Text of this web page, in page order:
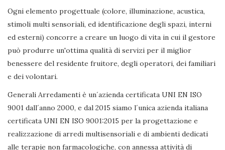
Ogni elemento progettuale (colore, illuminazione, acustica,
stimoli multi sensoriali, ed identificazione degli spazi, interni
ed esterni) concorre a creare un luogo di vita in cui il gestore
può produrre un'ottima qualità di servizi per il miglior
benessere del residente fruitore, degli operatori, dei familiari
e dei volontari.
Generali Arredamenti è un´azienda certificata UNI EN ISO
9001 dall´anno 2000, e dal 2015 siamo l´unica azienda italiana
certificata UNI EN ISO 9001:2015 per la progettazione e
realizzazione di arredi multisensoriali e di ambienti dedicati
alle terapie non farmacologiche, con annessa attività di